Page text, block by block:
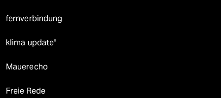
fernverbindung
klima update°
Mauerecho
Freie Rede